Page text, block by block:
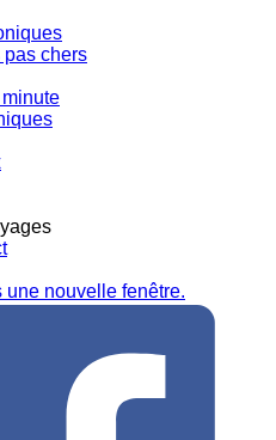
pas chers
une nouvelle fenêtre.